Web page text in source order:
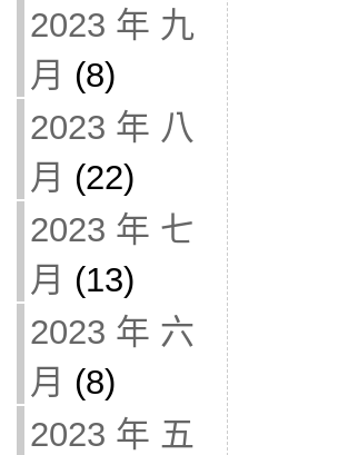
2023 年 九
月 (8)
2023 年 八
月 (22)
2023 年 七
月 (13)
2023 年 六
月 (8)
2023 年 五